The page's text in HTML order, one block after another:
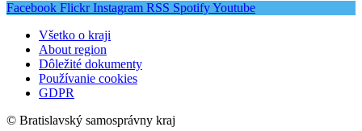
Facebook Flickr Instagram RSS SpotifyYoutube
Všetko o kraji
About region
Dôležité dokumenty
Používanie cookies
GDPR
© Bratislavský samosprávny kraj